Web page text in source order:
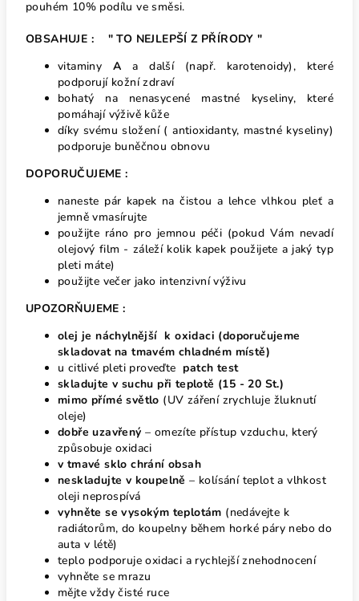
pouhém 10% podílu ve směsi.
OBSAHUJE : " TO NEJLEPŠÍ Z PŘÍRODY "
vitaminy A a další (např. karotenoidy), které
podporují kožní zdraví
bohatý na nenasycené mastné kyseliny, které
pomáhají výživě kůže
díky svému složení ( antioxidanty, mastné kyseliny)
podporuje buněčnou obnovu
DOPORUČUJEME :
naneste pár kapek na čistou a lehce vlhkou pleť a
jemně vmasírujte
použijte ráno pro jemnou péči (pokud Vám nevadí
olejový film - záleží kolik kapek použijete a jaký typ
pleti máte)
použijte večer jako intenzivní výživu
UPOZORŇUJEME :
olej je náchylnější k oxidaci (doporučujeme
skladovat na tmavém chladném místě)
u citlivé pleti proveďte patch test
skladujte v suchu při teplotě (15 - 20 St.)
mimo přímé světlo (UV záření zrychluje žluknutí
oleje)
dobře uzavřený – omezíte přístup vzduchu, který
způsobuje oxidaci
v tmavé sklo chrání obsah
neskladujte v koupelně – kolísání teplot a vlhkost
oleji neprospívá
vyhněte se vysokým teplotám (nedávejte k
radiátorům, do koupelny během horké páry nebo do
auta v létě)
teplo podporuje oxidaci a rychlejší znehodnocení
vyhněte se mrazu
mějte vždy čisté ruce